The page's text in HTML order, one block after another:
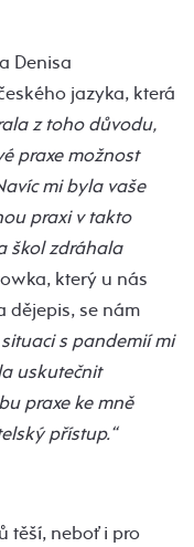
Denisa
jazyka, která
z toho důvodu,
praxe možnost
mi byla vaše
praxi v takto
škol zdráhala
který u nás
dějepis, se nám
s pandemií mi
uskutečnit
praxe ke mně
přístup.“
těší, neboť i pro